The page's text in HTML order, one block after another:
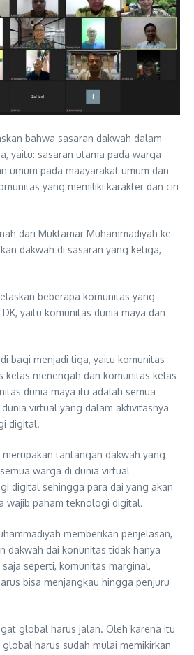
bahwa sasaran dakwah dalam
yaitu: sasaran utama pada warga
umum pada maayarakat umum dan
yang memiliki karakter dan ciri
dari Muktamar Muhammadiyah ke
dakwah di sasaran yang ketiga,
beberapa komunitas yang
yaitu komunitas dunia maya dan
bagi menjadi tiga, yaitu komunitas
kelas menengah dan komunitas kelas
dunia maya itu adalah semua
virtual yang dalam aktivitasnya
digital.
tantangan dakwah yang
warga di dunia virtual
digital sehingga para dai yang akan
wajib paham teknologi digital.
memberikan penjelasan,
dakwah dai konunitas tidak hanya
seperti, komunitas marginal,
bisa menjangkau hingga penjuru
global harus jalan. Oleh karena itu
harus sudah mulai memikirkan